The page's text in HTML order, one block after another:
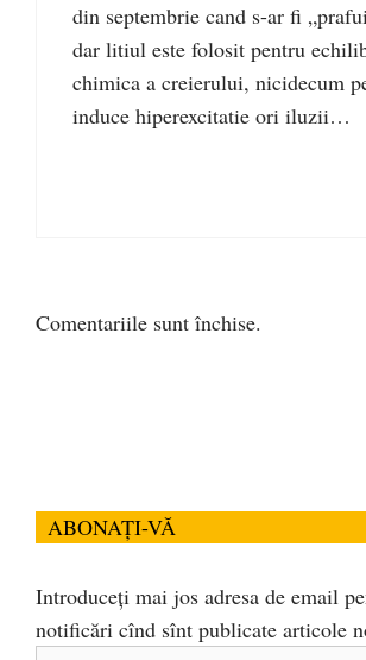
din septembrie cand s-ar fi
dar litiul este folosit pentru
chimica a creierului, nicidecum
induce hiperexcitatie ori iluzii…
Comentariile sunt închise.
ABONAȚI-VĂ
Introduceți mai jos adresa de email
notificări cînd sînt publicate articole